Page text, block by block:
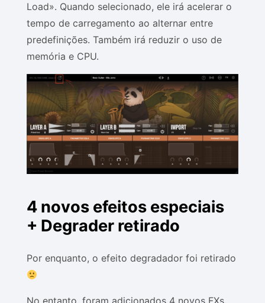
Load». Quando selecionado, ele irá acelerar o
tempo de carregamento ao alternar entre
predefinições. Também irá reduzir o uso de
memória e CPU.
4 novos efeitos especiais
+ Degrader retirado
Por enquanto, o efeito degradador foi retirado